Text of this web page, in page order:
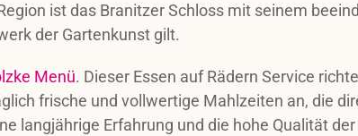
ist das Branitzer Schloss mit seinem
der Gartenkunst gilt.
Menü. Dieser Essen auf Rädern Service
frische und vollwertige Mahlzeiten an, die
langjährige Erfahrung und die hohe Qualität